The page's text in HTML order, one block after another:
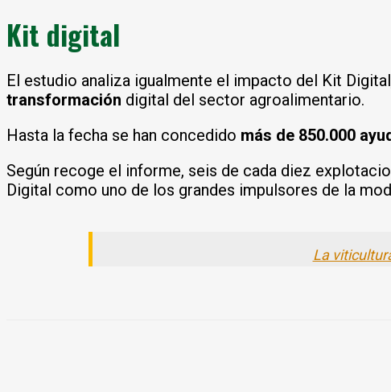
Kit digital
El estudio analiza igualmente el impacto del Kit
transformación digital del sector agroalimentario.
Hasta la fecha se han concedido más de 850.000
Según recoge el informe, seis de cada diez
Digital como uno de los grandes impulsores de la
La